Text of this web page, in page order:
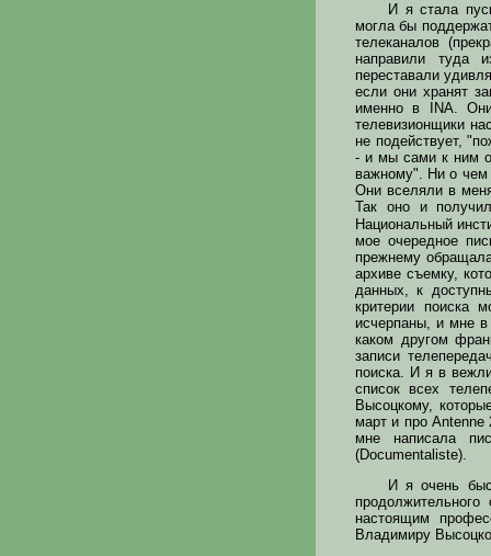
И я стала
могла бы
телеканалов
направили туда
переставали
если они хранят
именно в INA.
телевизионщики
не подействует,
- и мы сами к ним
важному". Ни о чем
Они вселяли в
Так оно и
Национальный
мое очередное
прежнему
архиве съемку,
данных, к
критерии поиска
исчерпаны, и мне в
каком другом
записи
поиска. И я в
список всех
Высоцкому,
март и про Antenne
мне написала
(Documentaliste).
И я очень
настоящим
Владимиру